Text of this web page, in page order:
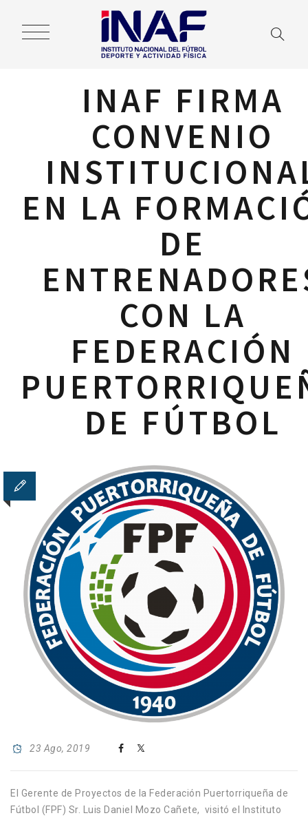
INAF FIRMA
CONVENIO
EN LA
DE
CON LA
FEDERACIÓN
DE FÚTBOL
23 Ago, 2019
El Gerente de Proyectos de la Federación Puertorriqueña de
Fútbol (FPF) Sr. Luis Daniel Mozo Cañete, visitó el Instituto